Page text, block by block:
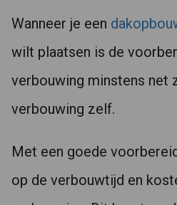
Wanneer je een
wilt plaatsen is de
verbouwing minstens net
verbouwing zelf.
Met een goede
op de verbouwtijd en